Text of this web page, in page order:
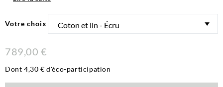
Votre choix
789,00 €
Dont 4,30 € d'éco-participation